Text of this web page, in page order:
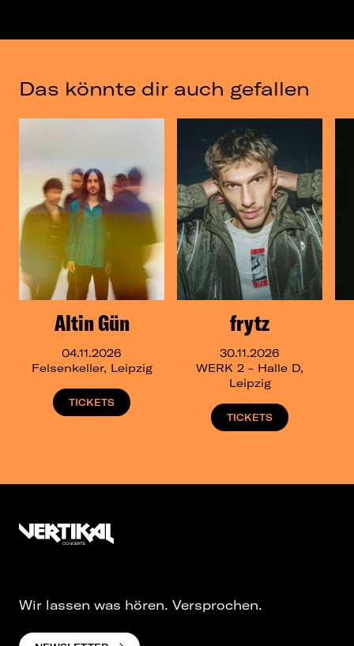
Das könnte dir auch gefallen
Altin Gün
04.11.2026
Felsenkeller, Leipzig
TICKETS
frytz
30.11.2026
WERK 2 - Halle D,
Leipzig
TICKETS
Wir lassen was hören. Versprochen.